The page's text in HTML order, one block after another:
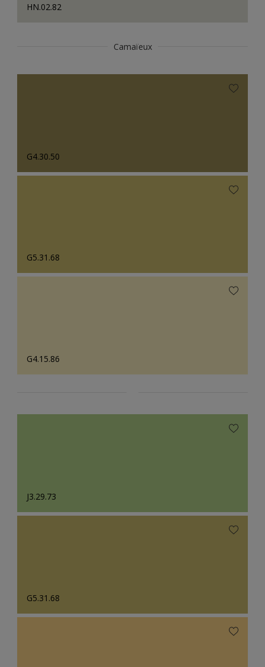
HN.02.82
Camaïeux
G4.30.50
G5.31.68
G4.15.86
J3.29.73
G5.31.68